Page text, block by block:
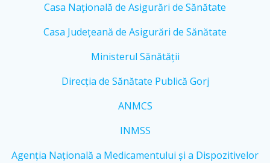
Casa Națională de Asigurări de Sănătate
Casa Județeană de Asigurări de Sănătate
Ministerul Sănătății
Direcția de Sănătate Publică Gorj
ANMCS
INMSS
Agenția Națională a Medicamentului și a Dispozitivelor